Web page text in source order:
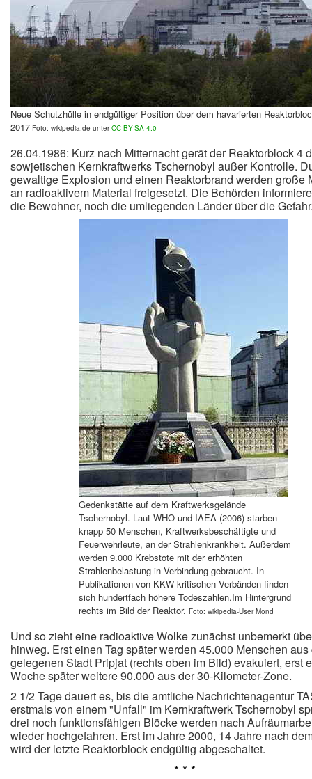
Neue Schutzhülle in endgültiger Position über dem havarierten
2017 Foto: wikipedia.de unterCC BY-SA 4.0
26.04.1986: Kurz nach Mitternacht gerät der Reaktorblock 4
sowjetischen Kernkraftwerks Tschernobyl außer Kontrolle.
gewaltige Explosion und einen Reaktorbrand werden große
an radioaktivem Material freigesetzt. Die Behörden
die Bewohner, noch die umliegenden Länder über die
Gedenkstätte auf dem Kraftwerksgelände
Tschernobyl. Laut WHO und IAEA (2006) starben
knapp 50 Menschen, Kraftwerksbeschäftigte und
Feuerwehrleute, an der Strahlenkrankheit. Außerdem
werden 9.000 Krebstote mit der erhöhten
Strahlenbelastung in Verbindung gebraucht. In
Publikationen von KKW-kritischen Verbänden finden
sich hundertfach höhere Todeszahlen.Im Hintergrund
rechts im Bild der Reaktor. Foto: wikipedia-User Mond
Und so zieht eine radioaktive Wolke zunächst unbemerkt
hinweg. Erst einen Tag später werden 45.000 Menschen
gelegenen Stadt Pripjat (rechts oben im Bild) evakuiert, erst
Woche später weitere 90.000 aus der 30-Kilometer-Zone.
2 1/2 Tage dauert es, bis die amtliche Nachrichtenagentur
erstmals von einem "Unfall" im Kernkraftwerk Tschernobyl
drei noch funktionsfähigen Blöcke werden nach
wieder hochgefahren. Erst im Jahre 2000, 14 Jahre nach
wird der letzte Reaktorblock endgültig abgeschaltet.
* * *